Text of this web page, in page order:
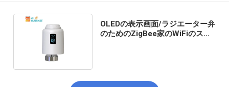
OLEDの表示画面/ラジエーター弁
のためのZigBee家のWiFiのスマ